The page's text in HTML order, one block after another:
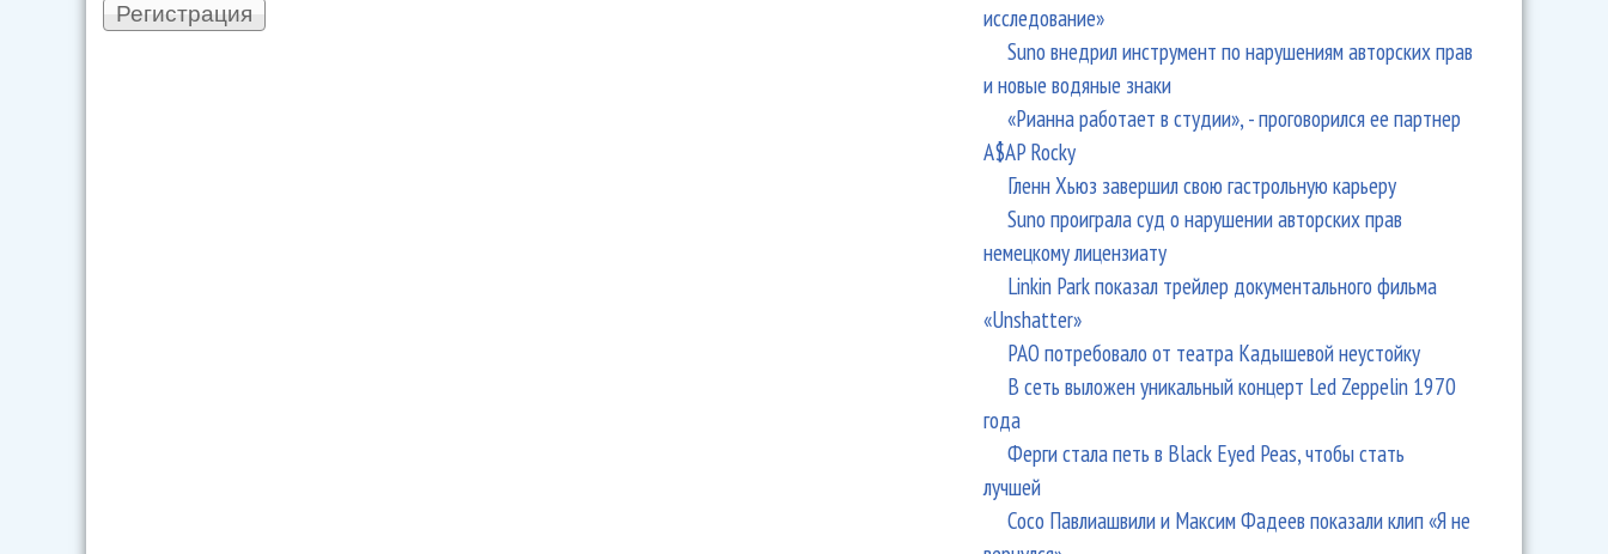
исследование»
Suno внедрил инструмент по нарушениям авторских прав
и новые водяные знаки
«Рианна работает в студии», - проговорился ее партнер
A$AP Rocky
Гленн Хьюз завершил свою гастрольную карьеру
Suno проиграла суд о нарушении авторских прав
немецкому лицензиату
Linkin Park показал трейлер документального фильма
«Unshatter»
РАО потребовало от театра Кадышевой неустойку
В сеть выложен уникальный концерт Led Zeppelin 1970
года
Ферги стала петь в Black Eyed Peas, чтобы стать
лучшей
Сосо Павлиашвили и Максим Фадеев показали клип «Я не